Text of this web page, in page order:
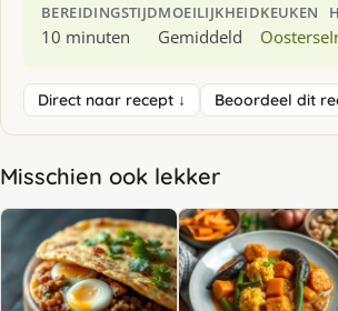
BEREIDINGSTIJD
10 minuten
MOEILIJKHEID
Gemiddeld
KEUKEN
Oosterse
Direct naar recept ↓ Beoordeel dit
Misschien ook lekker